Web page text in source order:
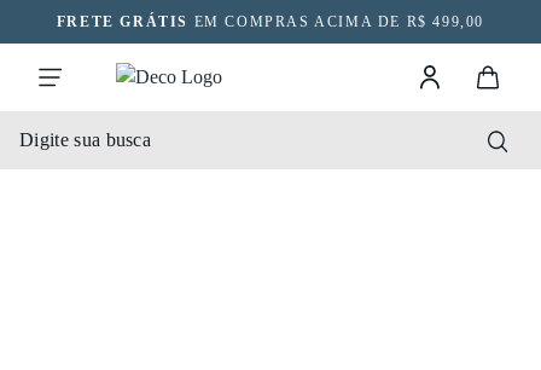
FRETE GRÁTIS EM COMPRAS ACIMA DE R$ 499,00